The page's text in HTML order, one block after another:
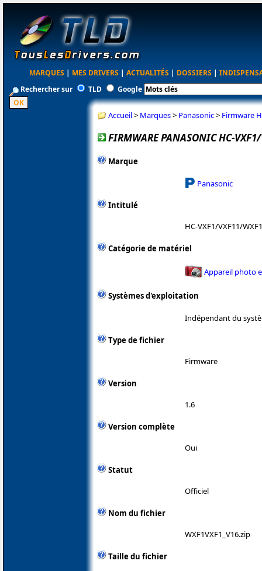
MARQUES | MES DRIVERS | ACTUALITÉS | DOSSIERS |
Rechercher sur
TLD Google
Accueil> Marques> Panasonic> Firmware
FIRMWARE PANASONIC HC-
Marque
Panasonic
Intitulé
HC-VXF1/VXF11/WXF1
Catégorie de matériel
Appareil photo
Systèmes d'exploitation
Indépendant du
Type de fichier
Firmware
Version
1.6
Version complète
Oui
Statut
Officiel
Nom du fichier
WXF1VXF1_V16.zip
Taille du fichier